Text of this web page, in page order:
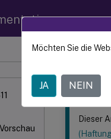
Dieser Inhalt
Linux
Dieser
Möchten Sie die
JA NEIN